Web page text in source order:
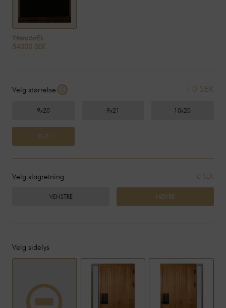
YtterdörrEk
54000 SEK
Velg størrelse +0 SEK
9x20 9x21 10x20
10x21
Velg slagretning 0 SEK
VENSTRE HØYRE
Velg sidelys